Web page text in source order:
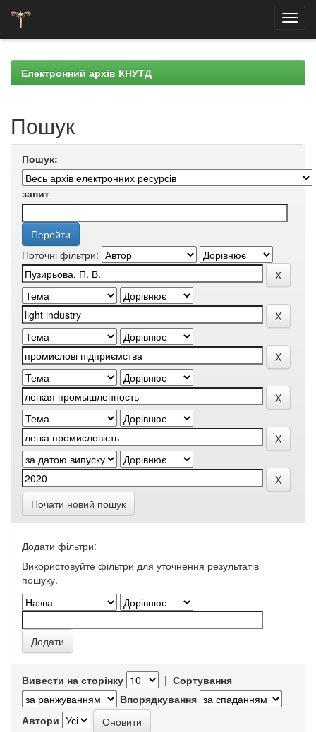
navigationЕлектронний архів КНУТД
Пошук
Пошук:
запит
Поточні фільтри:
Почати новий пошук
Додати фільтри:
Використовуйте фільтри для уточнення результатів
пошуку.
Вивести на сторінку | Сортування
Впорядкування
Автори